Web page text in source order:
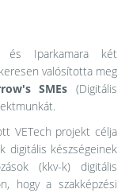
és Iparkamara két
valósította meg
SMEs (Digitális
VETech projekt célja
digitális készségeinek
(kkv-k) digitális
hogy a szakképzési